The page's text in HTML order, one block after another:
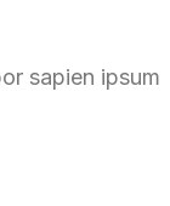
sapien ipsum